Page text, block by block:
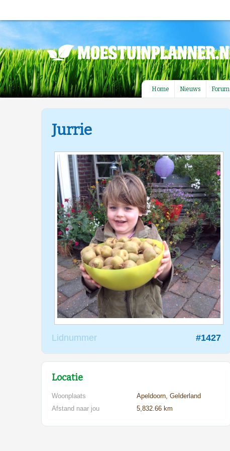
Home Nieuws Forum
Jurrie
Lidnummer #1427
Locatie
Woonplaats
Apeldoorn, Gelderland
Afstand naar jou
5,832.66 km